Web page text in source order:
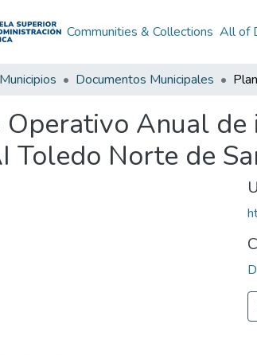
Communities & Collections All of
Municipios Documentos Municipales
Operativo Anual
Toledo Norte de